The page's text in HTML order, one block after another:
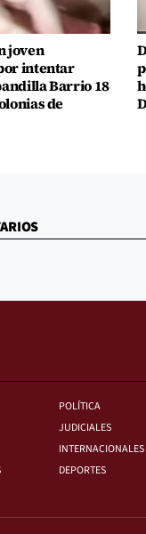
joven
intentar
Barrio 18
de
POLÍTICA
JUDICIALES
INTERNACIONALES
DEPORTES